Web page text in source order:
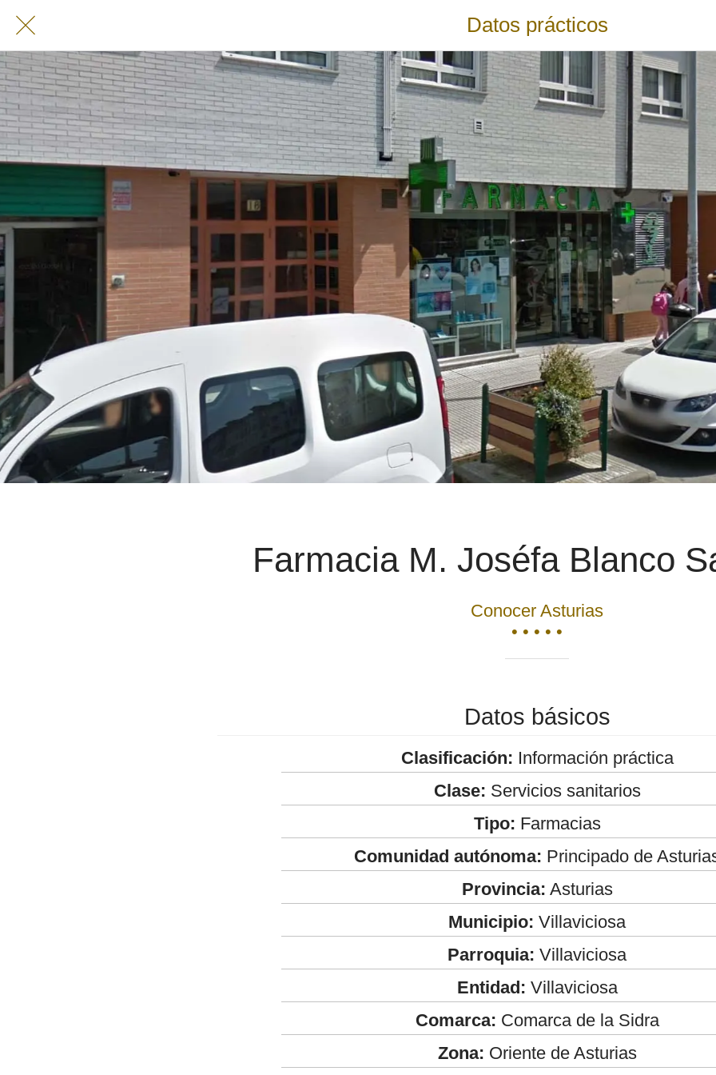
Datos prácticos
Farmacia M. Joséfa Blanco
Conocer Asturias
• • • • •
Datos básicos
Clasificación: Información práctica
Clase: Servicios sanitarios
Tipo: Farmacias
Comunidad autónoma: Principado de
Provincia: Asturias
Municipio: Villaviciosa
Parroquia: Villaviciosa
Entidad: Villaviciosa
Comarca: Comarca de la Sidra
Zona: Oriente de Asturias